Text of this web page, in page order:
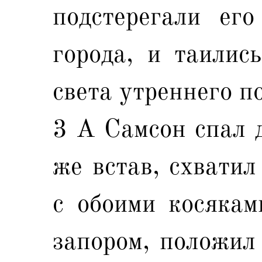
подстерегали
города, и
света утреннего
3 А Самсон спал
же встав,
с обоими
запором,